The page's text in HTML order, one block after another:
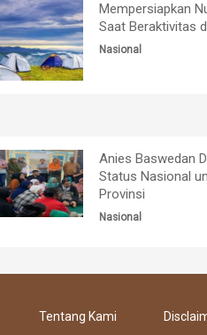
Mempersiapkan
Saat Beraktivitas
Nasional
Anies Baswedan
Status Nasional
Provinsi
Nasional
Tentang Kami